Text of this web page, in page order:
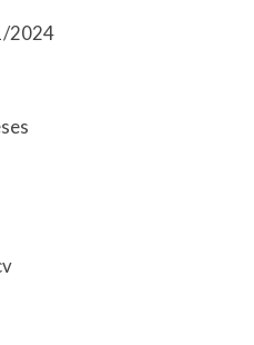
2024